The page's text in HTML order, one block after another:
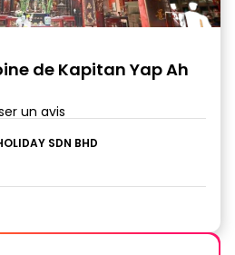
de Kapitan Yap Ah
un avis
SDN BHD